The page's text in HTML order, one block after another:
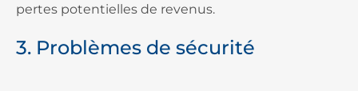
pertes potentielles de revenus.
3. Problèmes de sécurité